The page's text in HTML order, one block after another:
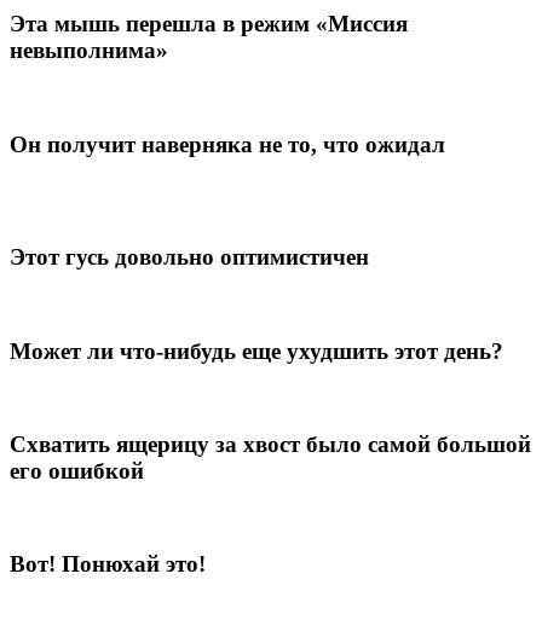
Эта мышь перешла в режим «Миссия
невыполнима»
Он получит наверняка не то, что ожидал
Этот гусь довольно оптимистичен
Может ли что-нибудь еще ухудшить этот день?
Схватить ящерицу за хвост было самой большой
его ошибкой
Вот! Понюхай это!